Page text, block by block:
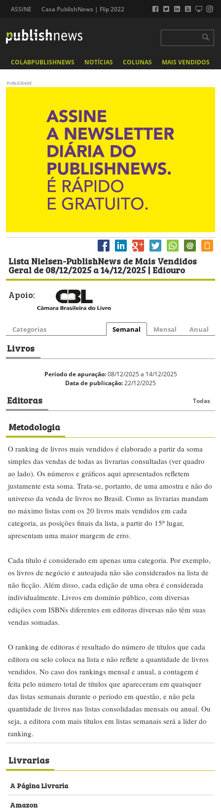
ASSINE Casa PublishNews | Flip 2022
COLABPUBLISHNEWS NOTÍCIAS COLUNAS MAIS VENDIDOS
PUBLICIDADE
Lista Nielsen-PublishNews de Mais Vendidos
Geral de 08/12/2025 a 14/12/2025 | Ediouro
Apoio:
Categorias Semanal Mensal Anual
Livros
Período de apuração:08/12/2025 a 14/12/2025
Data de publicação:22/12/2025
Editoras Todas
Metodologia
O ranking de livros mais vendidos é elaborado a partir da soma
simples das vendas de todas as livrarias consultadas (ver quadro
ao lado). Os números e gráficos aqui apresentados refletem
justamente esta soma. Trata-se, portanto, de uma amostra e não do
universo da venda de livros no Brasil. Como as livrarias mandam
no máximo listas com os 20 livros mais vendidos em cada
categoria, as posições finais da lista, a partir do 15º lugar,
apresentam uma maior margem de erro.
Cada título é considerado em apenas uma categoria. Por exemplo,
os livros de negócio e autoajuda não são considerados na lista de
não ficção. Além disso, cada edição de uma obra é considerada
individualmente. Livros em domínio público, com diversas
edições com ISBNs diferentes em editoras diversas não têm suas
vendas somadas.
O ranking de editoras é resultado do número de títulos que cada
editora ou selo coloca na lista e não reflete a quantidade de livros
vendidos. No caso dos rankings mensal e anual, a contagem é
feita pelo número total de títulos que apareceram em quaisquer
das listas semanais durante o período em questão, e não pela
quantidade de livros nas listas consolidadas mensais ou anual. Ou
seja, a editora com mais títulos em listas semanais será a líder do
ranking.
Livrarias
A Página Livraria
Amazon